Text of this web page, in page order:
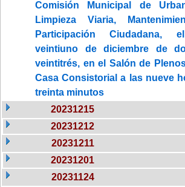
Comisión Municipal de
Limpieza Viaria,
Participación Ciudadana,
veintiuno de diciembre de
veintitrés, en el Salón de
Casa Consistorial a las nueve
treinta minutos
20231215
20231212
20231211
20231201
20231124